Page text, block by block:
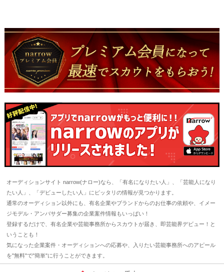
オーディションサイト narrow(ナロー)なら、「有名になりたい人」、「芸能人になり
たい人」、「デビューしたい人」にピッタリの情報が見つかります。
通常のオーディション以外にも、有名企業やブランドからのお仕事の依頼や、イメー
ジモデル・アンバサダー募集の企業案件情報もいっぱい！
登録するだけで、有名企業や芸能事務所からスカウトが届き、即芸能界デビュー！と
いうことも！
気になった企業案件・オーディションへの応募や、入りたい芸能事務所へのアピール
を"無料"で"簡単"に行うことができます。